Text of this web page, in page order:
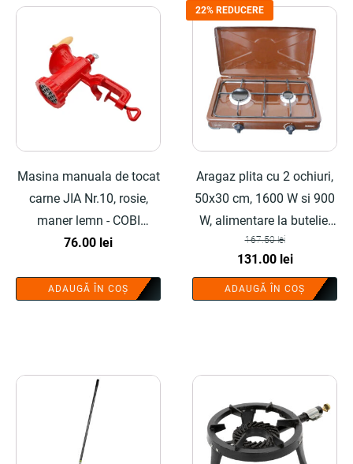
Masina manuala de tocat
carne JIA Nr.10, rosie,
maner lemn - COBI
SMART®
76.00 lei
ADAUGĂ ÎN COȘ
22% REDUCERE
Aragaz plita cu 2 ochiuri,
50x30 cm, 1600 W si 900
W, alimentare la butelie,
maro - COBI SMART®
167.50lei
Prețul
inițial
a
131.00 leiPrețul
curent
este:
ADAUGĂ ÎN COȘ